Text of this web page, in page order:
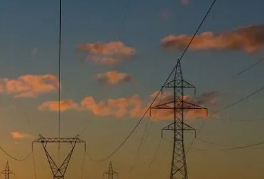
BMW BIZNIS LIGA
BIZLIFE WEEK
IZJAVA GODINE
BIZLIFE WEEK